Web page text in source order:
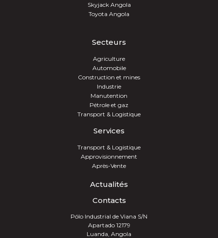
Skyjack Angola
Toyota Angola
Secteurs
Agriculture
Automobile
Construction et mines
Industrie
Manutention
Pétrole et gaz
Transport & Logistique
Services
Transport & Logistique
Approvisionnement
Après-Vente
Actualités
Contacts
Pólo Industrial de Viana S/N
Apartado 12179
Luanda, Angola